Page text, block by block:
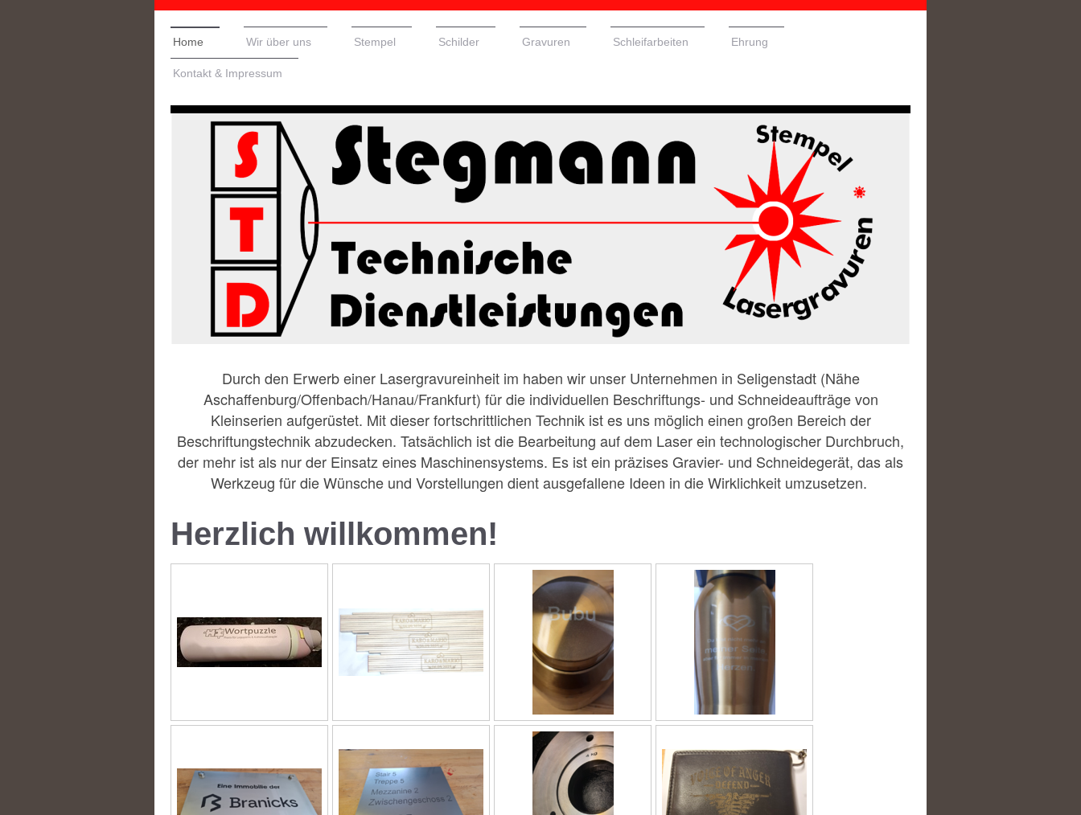
Home Wir über uns Stempel Schilder Gravuren Schleifarbeiten Ehrung
Kontakt & Impressum
Durch den Erwerb einer Lasergravureinheit im haben wir unser Unternehmen in Seligenstadt (Nähe
Aschaffenburg/Offenbach/Hanau/Frankfurt) für die individuellen Beschriftungs- und Schneideaufträge von
Kleinserien aufgerüstet. Mit dieser fortschrittlichen Technik ist es uns möglich einen großen Bereich der
Beschriftungstechnik abzudecken. Tatsächlich ist die Bearbeitung auf dem Laser ein technologischer Durchbruch,
der mehr ist als nur der Einsatz eines Maschinensystems. Es ist ein präzises Gravier- und Schneidegerät, das als
Werkzeug für die Wünsche und Vorstellungen dient ausgefallene Ideen in die Wirklichkeit umzusetzen.
Herzlich willkommen!